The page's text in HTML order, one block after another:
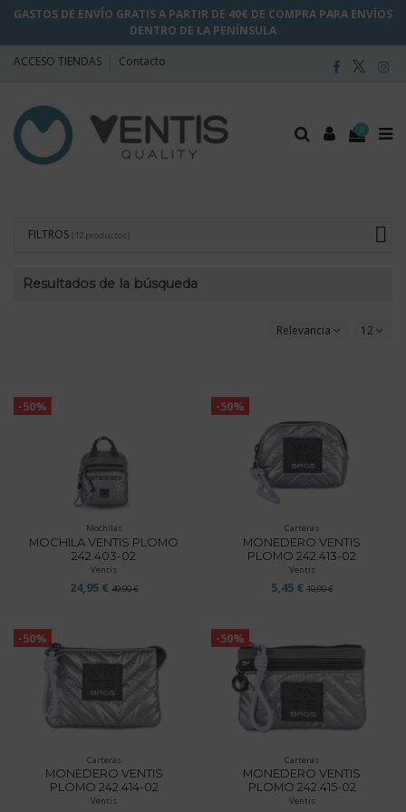
GASTOS DE ENVÍO GRATIS A PARTIR DE 40€ DE COMPRA PARA ENVÍOS
DENTRO DE LA PENÍNSULA
ACCESO TIENDAS Contacto
0
Resultados de la búsqueda
Relevancia 12
-50%
Mochilas
MOCHILA VENTIS PLOMO
242.403-02
Ventis
24,95 €49,90 €
-50%
Carteras
MONEDERO VENTIS
PLOMO 242.413-02
Ventis
5,45 €10,90 €
-50%
Carteras
MONEDERO VENTIS
PLOMO 242.414-02
Ventis
-50%
Carteras
MONEDERO VENTIS
PLOMO 242.415-02
Ventis
FILTROS (12 productos)